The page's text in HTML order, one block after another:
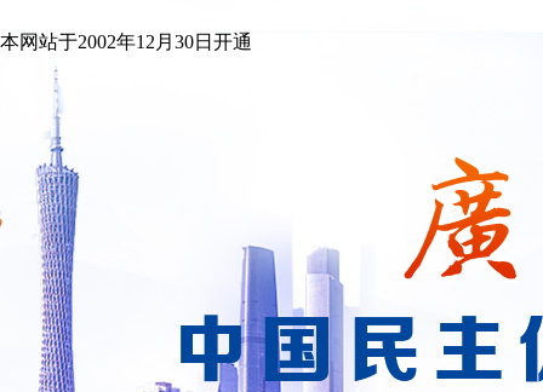
本网站于2002年12月30日开通